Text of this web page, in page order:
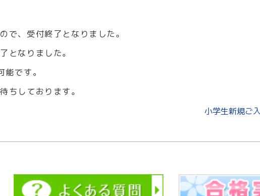
で、受付終了となりました。
となりました。
です。
ちしております。
小学生新規ご